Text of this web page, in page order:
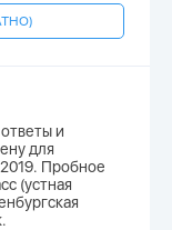
и
для
Пробное
(устная